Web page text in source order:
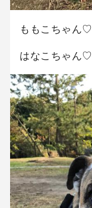
ももこちゃん♡
はなこちゃん♡